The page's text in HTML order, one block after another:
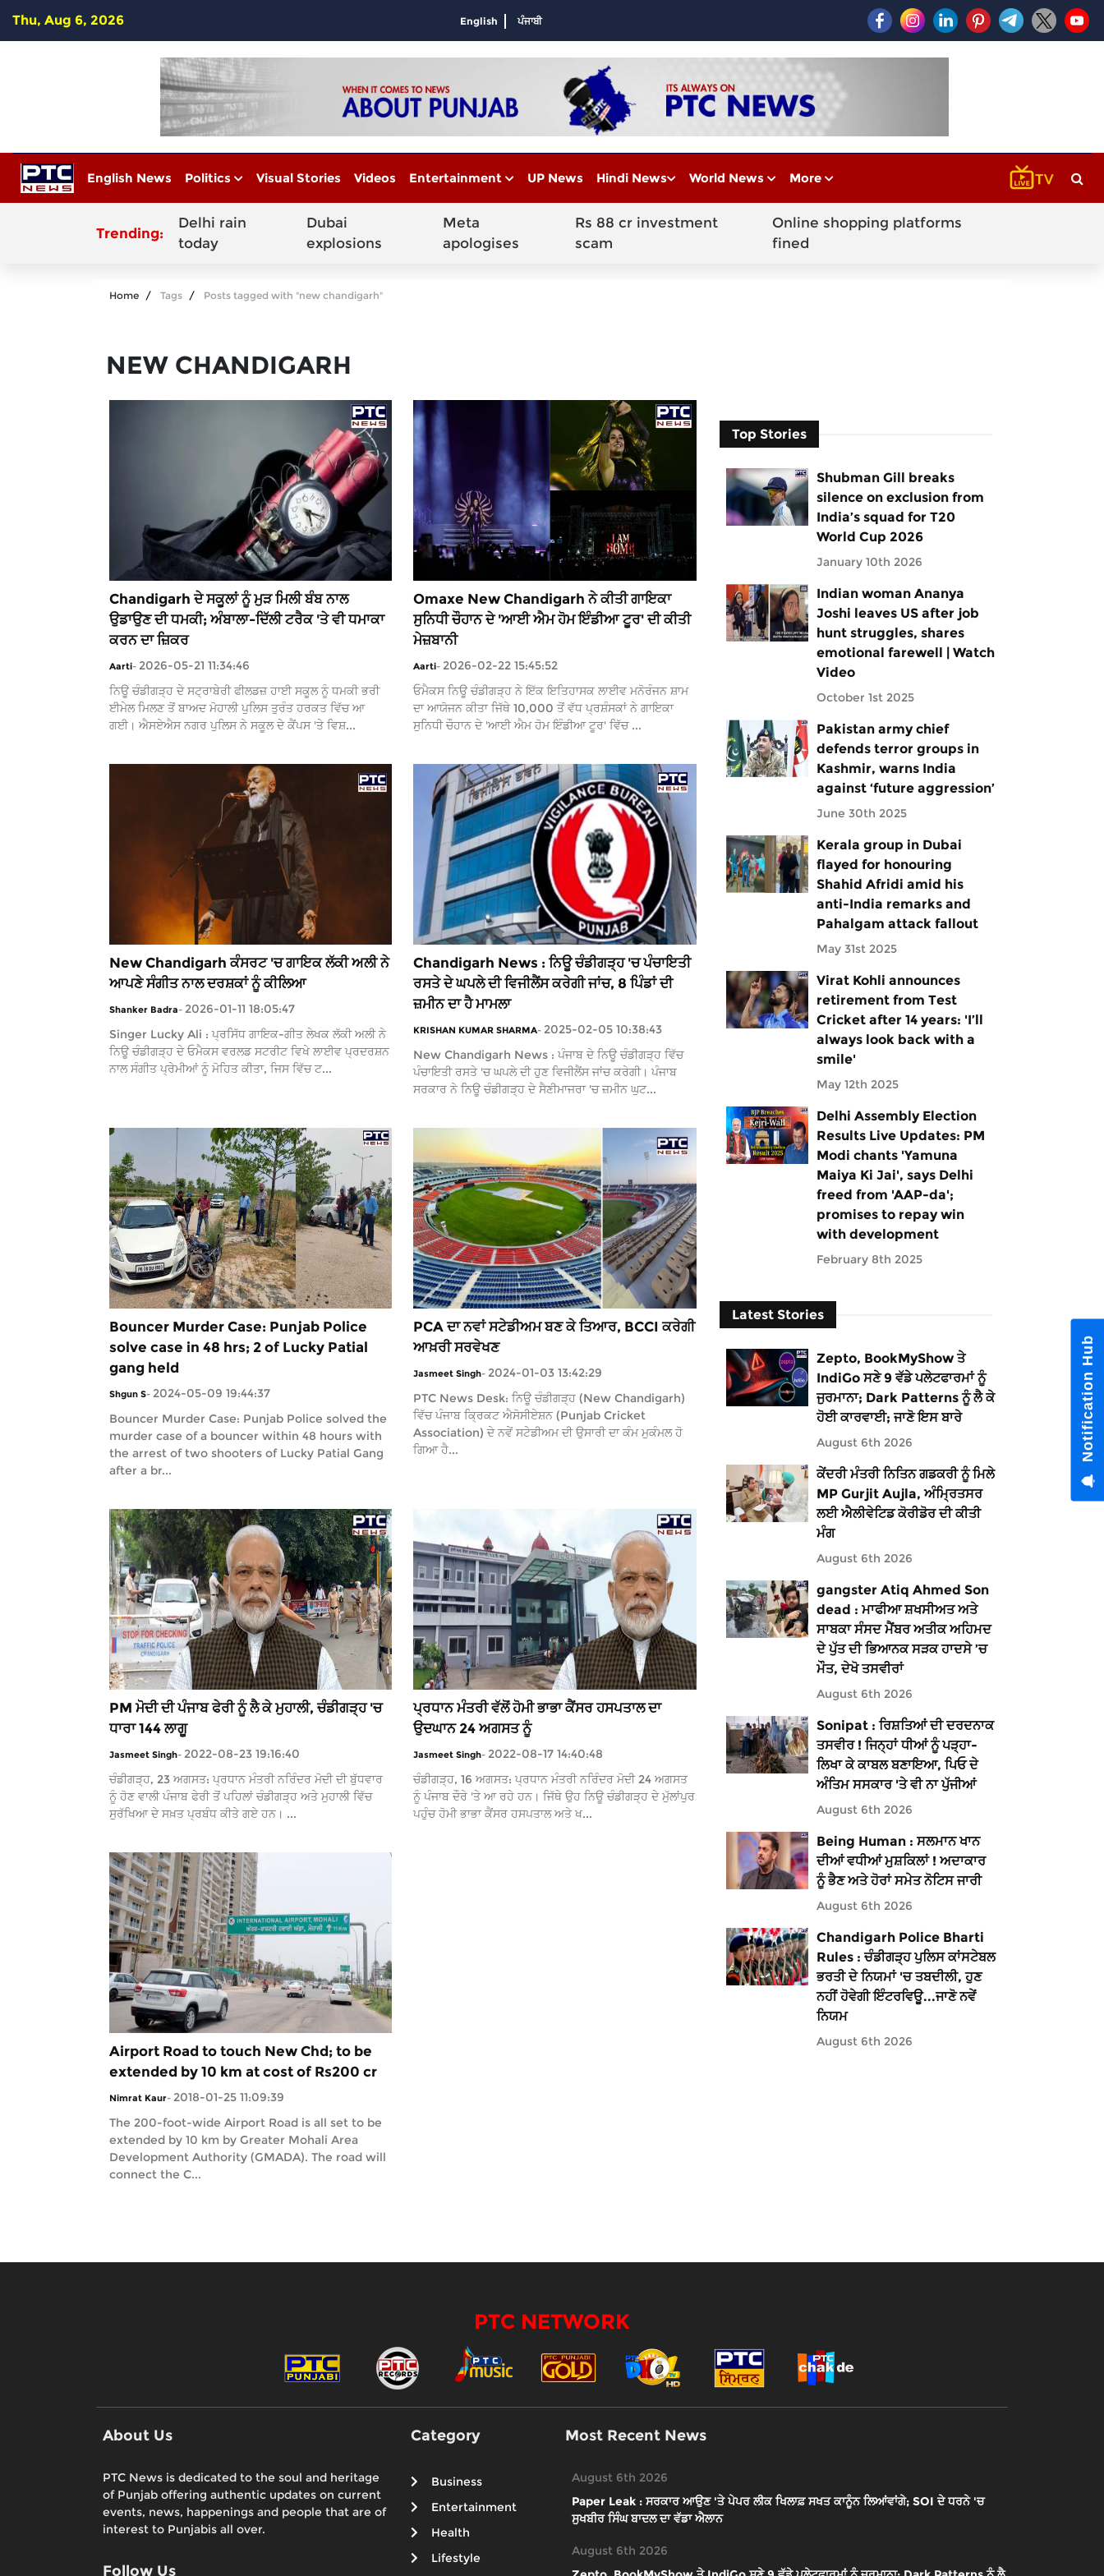
Thu, Aug 6, 2026 English ਪੰਜਾਬੀ
English News Politics Visual Stories Videos Entertainment UP News Hindi News World News More
Trending:
Delhi rain
today
Dubai
explosions
Meta
apologises
Rs 88 cr investment
scam
Online shopping platforms
fined
Home Tags Posts tagged with "new chandigarh"
NEW CHANDIGARH
Chandigarh ਦੇ ਸਕੂਲਾਂ ਨੂੰ ਮੁੜ ਮਿਲੀ ਬੰਬ ਨਾਲ
ਉਡਾਉਣ ਦੀ ਧਮਕੀ; ਅੰਬਾਲਾ-ਦਿੱਲੀ ਟਰੈਕ 'ਤੇ ਵੀ ਧਮਾਕਾ
ਕਰਨ ਦਾ ਜ਼ਿਕਰ
Aarti- 2026-05-21 11:34:46
ਨਿਊ ਚੰਡੀਗੜ੍ਹ ਦੇ ਸਟ੍ਰਾਬੇਰੀ ਫੀਲਡਜ਼ ਹਾਈ ਸਕੂਲ ਨੂੰ ਧਮਕੀ ਭਰੀ
ਈਮੇਲ ਮਿਲਣ ਤੋਂ ਬਾਅਦ ਮੋਹਾਲੀ ਪੁਲਿਸ ਤੁਰੰਤ ਹਰਕਤ ਵਿੱਚ ਆ
ਗਈ। ਐਸਏਐਸ ਨਗਰ ਪੁਲਿਸ ਨੇ ਸਕੂਲ ਦੇ ਕੈਂਪਸ 'ਤੇ ਵਿਸ਼...
Omaxe New Chandigarh ਨੇ ਕੀਤੀ ਗਾਇਕਾ
ਸੁਨਿਧੀ ਚੌਹਾਨ ਦੇ 'ਆਈ ਐਮ ਹੋਮ ਇੰਡੀਆ ਟੂਰ' ਦੀ ਕੀਤੀ
ਮੇਜ਼ਬਾਨੀ
Aarti- 2026-02-22 15:45:52
ਓਮੈਕਸ ਨਿਊ ਚੰਡੀਗੜ੍ਹ ਨੇ ਇੱਕ ਇਤਿਹਾਸਕ ਲਾਈਵ ਮਨੋਰੰਜਨ ਸ਼ਾਮ
ਦਾ ਆਯੋਜਨ ਕੀਤਾ ਜਿੱਥੇ 10,000 ਤੋਂ ਵੱਧ ਪ੍ਰਸ਼ੰਸਕਾਂ ਨੇ ਗਾਇਕਾ
ਸੁਨਿਧੀ ਚੌਹਾਨ ਦੇ 'ਆਈ ਐਮ ਹੋਮ ਇੰਡੀਆ ਟੂਰ' ਵਿੱਚ ...
New Chandigarh ਕੰਸਰਟ 'ਚ ਗਾਇਕ ਲੱਕੀ ਅਲੀ ਨੇ
ਆਪਣੇ ਸੰਗੀਤ ਨਾਲ ਦਰਸ਼ਕਾਂ ਨੂੰ ਕੀਲਿਆ
Shanker Badra- 2026-01-11 18:05:47
Singer Lucky Ali : ਪ੍ਰਸਿੱਧ ਗਾਇਕ-ਗੀਤ ਲੇਖਕ ਲੱਕੀ ਅਲੀ ਨੇ
ਨਿਊ ਚੰਡੀਗੜ੍ਹ ਦੇ ਓਮੈਕਸ ਵਰਲਡ ਸਟਰੀਟ ਵਿਖੇ ਲਾਈਵ ਪ੍ਰਦਰਸ਼ਨ
ਨਾਲ ਸੰਗੀਤ ਪ੍ਰੇਮੀਆਂ ਨੂੰ ਮੋਹਿਤ ਕੀਤਾ, ਜਿਸ ਵਿੱਚ ਟ...
Chandigarh News : ਨਿਊ ਚੰਡੀਗੜ੍ਹ 'ਚ ਪੰਚਾਇਤੀ
ਰਸਤੇ ਦੇ ਘਪਲੇ ਦੀ ਵਿਜੀਲੈਂਸ ਕਰੇਗੀ ਜਾਂਚ, 8 ਪਿੰਡਾਂ ਦੀ
ਜ਼ਮੀਨ ਦਾ ਹੈ ਮਾਮਲਾ
KRISHAN KUMAR SHARMA- 2025-02-05 10:38:43
New Chandigarh News : ਪੰਜਾਬ ਦੇ ਨਿਊ ਚੰਡੀਗੜ੍ਹ ਵਿੱਚ
ਪੰਚਾਇਤੀ ਰਸਤੇ 'ਚ ਘਪਲੇ ਦੀ ਹੁਣ ਵਿਜੀਲੈਂਸ ਜਾਂਚ ਕਰੇਗੀ। ਪੰਜਾਬ
ਸਰਕਾਰ ਨੇ ਨਿਊ ਚੰਡੀਗੜ੍ਹ ਦੇ ਸੈਣੀਮਾਜਰਾ 'ਚ ਜ਼ਮੀਨ ਘੁਟ...
Bouncer Murder Case: Punjab Police
solve case in 48 hrs; 2 of Lucky Patial
gang held
Shgun S- 2024-05-09 19:44:37
Bouncer Murder Case: Punjab Police solved the
murder case of a bouncer within 48 hours with
the arrest of two shooters of Lucky Patial Gang
after a br...
PCA ਦਾ ਨਵਾਂ ਸਟੇਡੀਅਮ ਬਣ ਕੇ ਤਿਆਰ, BCCI ਕਰੇਗੀ
ਆਖ਼ਰੀ ਸਰਵੇਖਣ
Jasmeet Singh- 2024-01-03 13:42:29
PTC News Desk: ਨਿਊ ਚੰਡੀਗੜ੍ਹ (New Chandigarh)
ਵਿੱਚ ਪੰਜਾਬ ਕ੍ਰਿਕਟ ਐਸੋਸੀਏਸ਼ਨ (Punjab Cricket
Association) ਦੇ ਨਵੇਂ ਸਟੇਡੀਅਮ ਦੀ ਉਸਾਰੀ ਦਾ ਕੰਮ ਮੁਕੰਮਲ ਹੋ
ਗਿਆ ਹੈ...
PM ਮੋਦੀ ਦੀ ਪੰਜਾਬ ਫੇਰੀ ਨੂੰ ਲੈ ਕੇ ਮੁਹਾਲੀ, ਚੰਡੀਗੜ੍ਹ 'ਚ
ਧਾਰਾ 144 ਲਾਗੂ
Jasmeet Singh- 2022-08-23 19:16:40
ਚੰਡੀਗੜ੍ਹ, 23 ਅਗਸਤ: ਪ੍ਰਧਾਨ ਮੰਤਰੀ ਨਰਿੰਦਰ ਮੋਦੀ ਦੀ ਬੁੱਧਵਾਰ
ਨੂੰ ਹੋਣ ਵਾਲੀ ਪੰਜਾਬ ਫੇਰੀ ਤੋਂ ਪਹਿਲਾਂ ਚੰਡੀਗੜ੍ਹ ਅਤੇ ਮੁਹਾਲੀ ਵਿੱਚ
ਸੁਰੱਖਿਆ ਦੇ ਸਖ਼ਤ ਪ੍ਰਬੰਧ ਕੀਤੇ ਗਏ ਹਨ। ...
ਪ੍ਰਧਾਨ ਮੰਤਰੀ ਵੱਲੋਂ ਹੋਮੀ ਭਾਭਾ ਕੈਂਸਰ ਹਸਪਤਾਲ ਦਾ
ਉਦਘਾਨ 24 ਅਗਸਤ ਨੂੰ
Jasmeet Singh- 2022-08-17 14:40:48
ਚੰਡੀਗੜ੍ਹ, 16 ਅਗਸਤ: ਪ੍ਰਧਾਨ ਮੰਤਰੀ ਨਰਿੰਦਰ ਮੋਦੀ 24 ਅਗਸਤ
ਨੂੰ ਪੰਜਾਬ ਦੌਰੇ 'ਤੇ ਆ ਰਹੇ ਹਨ। ਜਿੱਥੇ ਉਹ ਨਿਊ ਚੰਡੀਗੜ੍ਹ ਦੇ ਮੁੱਲਾਂਪੁਰ
ਪਹੁੰਚ ਹੋਮੀ ਭਾਭਾ ਕੈਂਸਰ ਹਸਪਤਾਲ ਅਤੇ ਖ...
Airport Road to touch New Chd; to be
extended by 10 km at cost of Rs200 cr
Nimrat Kaur- 2018-01-25 11:09:39
The 200-foot-wide Airport Road is all set to be
extended by 10 km by Greater Mohali Area
Development Authority (GMADA). The road will
connect the C...
Top Stories
Shubman Gill breaks
silence on exclusion from
India’s squad for T20
World Cup 2026
January 10th 2026
Indian woman Ananya
Joshi leaves US after job
hunt struggles, shares
emotional farewell | Watch
Video
October 1st 2025
Pakistan army chief
defends terror groups in
Kashmir, warns India
against ‘future aggression’
June 30th 2025
Kerala group in Dubai
flayed for honouring
Shahid Afridi amid his
anti-India remarks and
Pahalgam attack fallout
May 31st 2025
Virat Kohli announces
retirement from Test
Cricket after 14 years: 'I’ll
always look back with a
smile'
May 12th 2025
Delhi Assembly Election
Results Live Updates: PM
Modi chants 'Yamuna
Maiya Ki Jai', says Delhi
freed from 'AAP-da';
promises to repay win
with development
February 8th 2025
Latest Stories
Zepto, BookMyShow ਤੇ
IndiGo ਸਣੇ 9 ਵੱਡੇ ਪਲੇਟਫਾਰਮਾਂ ਨੂੰ
ਜੁਰਮਾਨਾ; Dark Patterns ਨੂੰ ਲੈ ਕੇ
ਹੋਈ ਕਾਰਵਾਈ; ਜਾਣੋ ਇਸ ਬਾਰੇ
August 6th 2026
ਕੇਂਦਰੀ ਮੰਤਰੀ ਨਿਤਿਨ ਗਡਕਰੀ ਨੂੰ ਮਿਲੇ
MP Gurjit Aujla, ਅੰਮ੍ਰਿਤਸਰ
ਲਈ ਐਲੀਵੇਟਿਡ ਕੋਰੀਡੋਰ ਦੀ ਕੀਤੀ
ਮੰਗ
August 6th 2026
gangster Atiq Ahmed Son
dead : ਮਾਫੀਆ ਸ਼ਖਸੀਅਤ ਅਤੇ
ਸਾਬਕਾ ਸੰਸਦ ਮੈਂਬਰ ਅਤੀਕ ਅਹਿਮਦ
ਦੇ ਪੁੱਤ ਦੀ ਭਿਆਨਕ ਸੜਕ ਹਾਦਸੇ ’ਚ
ਮੌਤ, ਦੇਖੋ ਤਸਵੀਰਾਂ
August 6th 2026
Sonipat : ਰਿਸ਼ਤਿਆਂ ਦੀ ਦਰਦਨਾਕ
ਤਸਵੀਰ ! ਜਿਨ੍ਹਾਂ ਧੀਆਂ ਨੂੰ ਪੜ੍ਹਾ-
ਲਿਖਾ ਕੇ ਕਾਬਲ ਬਣਾਇਆ, ਪਿਓ ਦੇ
ਅੰਤਿਮ ਸਸਕਾਰ 'ਤੇ ਵੀ ਨਾ ਪੁੱਜੀਆਂ
August 6th 2026
Being Human : ਸਲਮਾਨ ਖਾਨ
ਦੀਆਂ ਵਧੀਆਂ ਮੁਸ਼ਕਿਲਾਂ ! ਅਦਾਕਾਰ
ਨੂੰ ਭੈਣ ਅਤੇ ਹੋਰਾਂ ਸਮੇਤ ਨੋਟਿਸ ਜਾਰੀ
August 6th 2026
Chandigarh Police Bharti
Rules : ਚੰਡੀਗੜ੍ਹ ਪੁਲਿਸ ਕਾਂਸਟੇਬਲ
ਭਰਤੀ ਦੇ ਨਿਯਮਾਂ 'ਚ ਤਬਦੀਲੀ, ਹੁਣ
ਨਹੀਂ ਹੋਵੇਗੀ ਇੰਟਰਵਿਊ...ਜਾਣੋ ਨਵੇਂ
ਨਿਯਮ
August 6th 2026
PTC NETWORK
About Us
PTC News is dedicated to the soul and heritage
of Punjab offering authentic updates on current
events, news, happenings and people that are of
interest to Punjabis all over.
Follow Us
Category
Business
Entertainment
Health
Lifestyle
Most Recent News
August 6th 2026
Paper Leak : ਸਰਕਾਰ ਆਉਣ 'ਤੇ ਪੇਪਰ ਲੀਕ ਖਿਲਾਫ਼ ਸਖਤ ਕਾਨੂੰਨ ਲਿਆਂਵਾਂਗੇ; SOI ਦੇ ਧਰਨੇ 'ਚ
ਸੁਖਬੀਰ ਸਿੰਘ ਬਾਦਲ ਦਾ ਵੱਡਾ ਐਲਾਨ
August 6th 2026
Notification Hub